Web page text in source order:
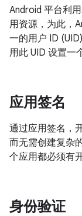
Android 平台利
用资源，为此，
一的用户 ID
用此 UID 设置一
应用签名
通过应用签名，
而无需创建复杂
个应用都必须有
身份验证